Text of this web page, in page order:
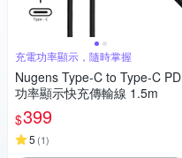
充電功率顯示，隨時掌握
Nugens Type-C to Type-C PD
功率顯示快充傳輸線 1.5m
$399
5 (1)